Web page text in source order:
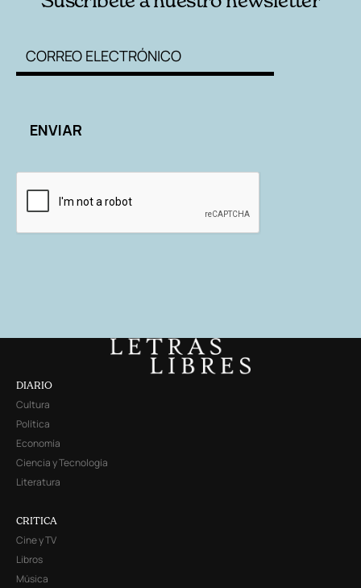
DIARIO
Cultura
Política
Economía
Ciencia y Tecnología
Literatura
CRITICA
Cine y TV
Libros
Música